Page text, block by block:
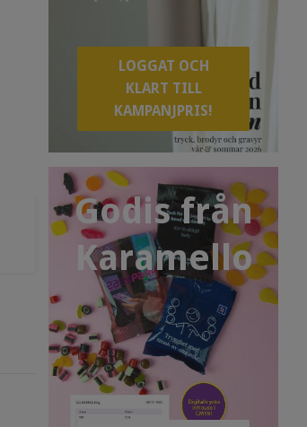
LOGGAT OCH
KLART TILL
KAMPANJPRIS!
Godis från
Karamello